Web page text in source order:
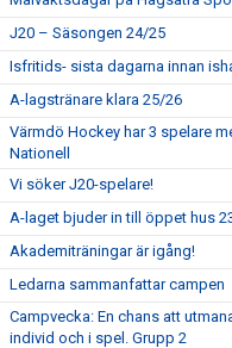
J20 – Säsongen 24/25
Isfritids- sista dagarna innan
A-lagstränare klara 25/26
Värmdö Hockey har 3 spelare
Nationell
Vi söker J20-spelare!
A-laget bjuder in till öppet hus
Akademiträningar är igång!
Ledarna sammanfattar campen
Campvecka: En chans att
individ och i spel. Grupp 2